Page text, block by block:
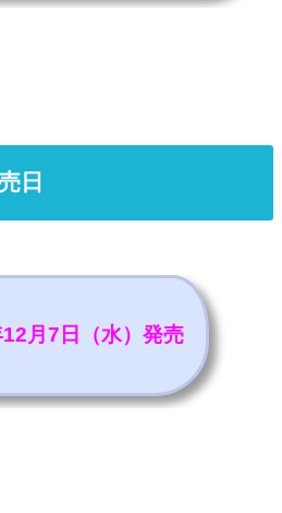
日
月7日（水）発売